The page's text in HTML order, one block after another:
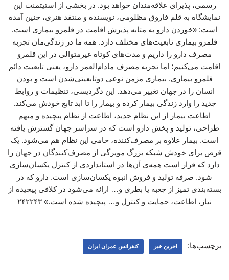
رسمی، پذیرای علاقه‌مندان خواهد بود. در بخشی از استیتمنت این
نمایشگاه به قلم فاروق مظلومی، نویسنده و منتقد هنری، چنین آمده
است: «خوردن دارو به مثابه پذیرش اقامت در قلمرو بیماری است.
قلمرو بیماری تابعیت‌های مختلف دارد. همه‌ ما در زندگی‌مان تجربه
مصرف دارو را داریم و مدت‌های کوتاه غیرمتوالی در این قلمرو
اقامت می‌کنیم؛ اما تجربه مصرف مادام‌العمر دارو، یعنی تابعیت دائم
قلمرو بیماری. بیماری مزمن نوعی دوتابعیتی‌شدن است و بودن
انسان را در جهان تغییر می‌دهد. این دگردیسی، تنظیمات و روابط
جدید را وارد زندگی بیمار کرده و بیمار را تا ابد تابع خودش می‌کند.
اطاعت بیمار از این نظام جدید، اطاعت از نظام پیچیده و مبهم
طراحی، تولید و پخش دارو است که در سراسر جهان گسترش یافته
است. بیمار علاوه بر مصرف‌کننده، حامی این نظام هم می‌شود. یک
قرص برای خودش شبکه بزرگ مویرگی از مصرف‌کنندگان در جهان را
دارد که قرار است همه‌ی آن‌ها در استانداردی از کنترل یکسان‌سازی
شود. صرفه تولید و فروش انبوه یکسان‌سازی است. دارو که در
بسته‌بندی تمیز از جعبه یا بطری و… ارائه می‌شود در کلافی پیچیده از
نیاز، اطاعت، حمایت و کنترل و… پیچیده شده است.» ۲۴۲۲۴۳
برچسب‌ها: اخرین خبر کنفرانس عمران ایران